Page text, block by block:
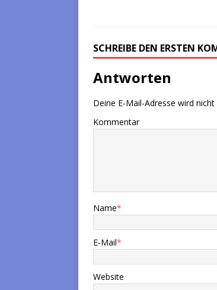
SCHREIBE DEN ERSTEN
Antworten
Deine E-Mail-Adresse wird
Kommentar
Name*
E-Mail*
Website